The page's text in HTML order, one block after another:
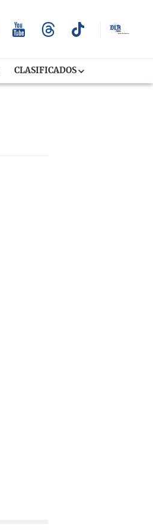
CLASIFICADOS